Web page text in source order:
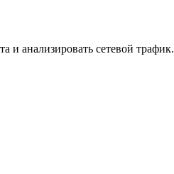
и анализировать сетевой трафик.